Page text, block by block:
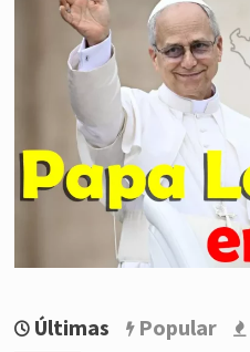
Últimas Popular